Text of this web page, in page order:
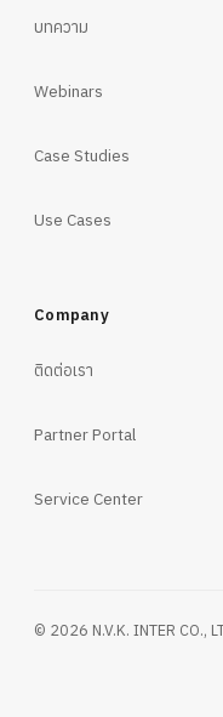
บทความ
Webinars
Case Studies
Use Cases
Company
ติดต่อเรา
Partner Portal
Service Center
© 2026 N.V.K. INTER CO.,